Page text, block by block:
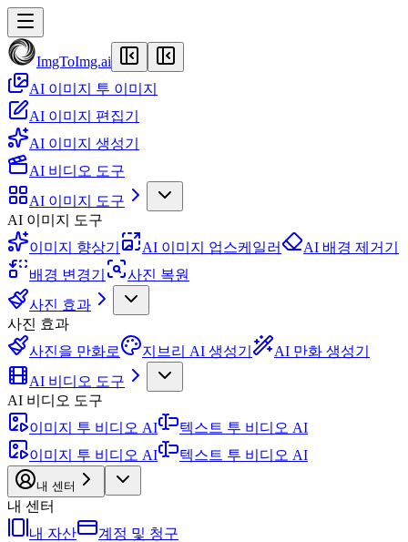
ImgToImg.ai
AI 이미지 투 이미지
AI 이미지 편집기
AI 이미지 생성기
AI 비디오 도구
AI 이미지 도구
AI 이미지 도구
이미지 향상기
AI 이미지 업스케일러
AI 배경 제거기
배경 변경기
사진 복원
사진 효과
사진 효과
사진을 만화로
지브리 AI 생성기
AI 만화 생성기
AI 비디오 도구
AI 비디오 도구
이미지 투 비디오 AI
텍스트 투 비디오 AI
이미지 투 비디오 AI
텍스트 투 비디오 AI
내 센터
내 센터
내 자산
계정 및 청구